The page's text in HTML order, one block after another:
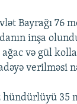
KITABXANASI
Bayrağı 76
inşa
və gül
verilməsi
35